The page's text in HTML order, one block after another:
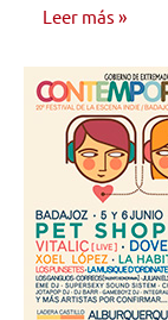
Leer más
NOTICIAS